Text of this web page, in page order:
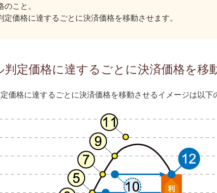
こと。
価格に達するごとに決済価格を移動させます。
判定価格に達するごとに決済価格を移
価格に達するごとに決済価格を移動させるイメージは以下